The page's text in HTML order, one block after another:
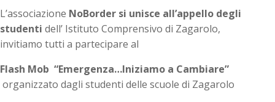
L’associazione NoBorder si unisce all’appello degli
studenti dell’ Istituto Comprensivo di Zagarolo,
invitiamo tutti a partecipare al
Flash Mob “Emergenza…Iniziamo a Cambiare”
organizzato dagli studenti delle scuole di Zagarolo